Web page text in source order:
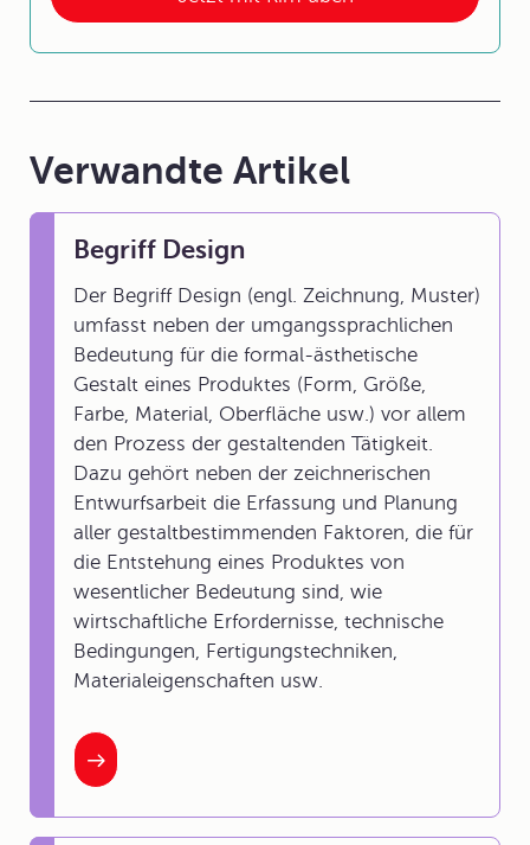
Verwandte Artikel
Begriff Design
Der Begriff Design (engl. Zeichnung, Muster)
umfasst neben der umgangssprachlichen
Bedeutung für die formal-ästhetische
Gestalt eines Produktes (Form, Größe,
Farbe, Material, Oberfläche usw.) vor allem
den Prozess der gestaltenden Tätigkeit.
Dazu gehört neben der zeichnerischen
Entwurfsarbeit die Erfassung und Planung
aller gestaltbestimmenden Faktoren, die für
die Entstehung eines Produktes von
wesentlicher Bedeutung sind, wie
wirtschaftliche Erfordernisse, technische
Bedingungen, Fertigungstechniken,
Materialeigenschaften usw.